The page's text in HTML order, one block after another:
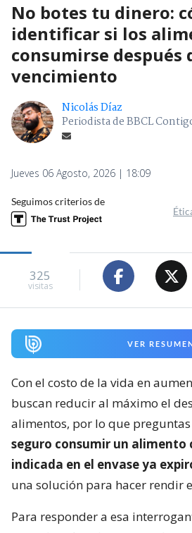
No botes tu dinero:
identificar si los
consumirse después
vencimiento
Nicolás Díaz
Periodista de BBCL
Jueves 06 Agosto, 2026 | 18:09
Seguimos criterios de
325
visitas
VER
Con el costo de la vida en
buscan reducir al máximo el
alimentos, por lo que
seguro consumir un alimento
indicada en el envase ya
una solución para hacer rendir
Para responder a esa